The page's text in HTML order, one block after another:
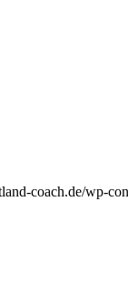
coach.de/wp-